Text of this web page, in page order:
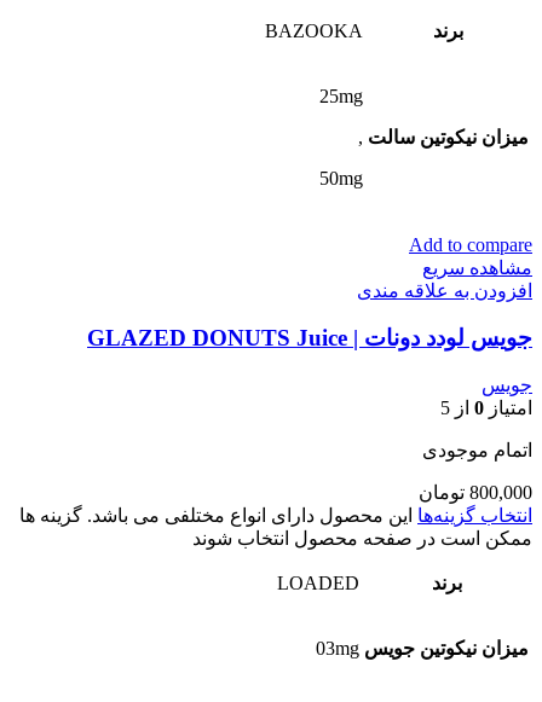
برند BAZOOKA
میزان نیکوتین سالت
25mg
,
50mg
Add to compare
مشاهده سریع
افزودن به علاقه مندی
جویس لودد دونات | GLAZED DONUTS Juice
جویس
امتیاز 0 از 5
اتمام موجودی
800,000 تومان
انتخاب گزینه‌ها این محصول دارای انواع مختلفی می باشد. گزینه ها
ممکن است در صفحه محصول انتخاب شوند
برند LOADED
میزان نیکوتین جویس 03mg